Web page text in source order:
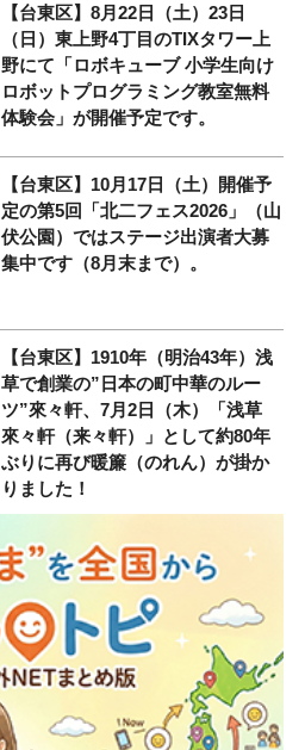
【台東区】8月22日（土）23日
（日）東上野4丁目のTIXタワー上
野にて「ロボキューブ 小学生向け
ロボットプログラミング教室無料
体験会」が開催予定です。
【台東区】10月17日（土）開催予
定の第5回「北二フェス2026」（山
伏公園）ではステージ出演者大募
集中です（8月末まで）。
【台東区】1910年（明治43年）浅
草で創業の”日本の町中華のルー
ツ”來々軒、7月2日（木）「浅草
來々軒（来々軒）」として約80年
ぶりに再び暖簾（のれん）が掛か
りました！